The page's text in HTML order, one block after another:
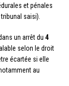
et pénales
saisi).
un arrêt du 4
selon le droit
écartée si elle
au